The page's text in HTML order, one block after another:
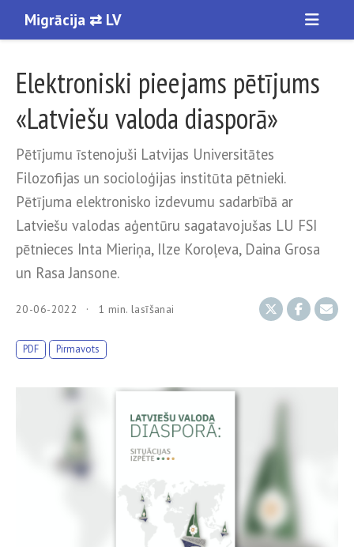
Migrācija ⇄ LV
Elektroniski pieejams pētījums
«Latviešu valoda diasporā»
Pētījumu īstenojuši Latvijas Universitātes
Filozofijas un socioloģijas institūta pētnieki.
Pētījuma elektronisko izdevumu sadarbībā ar
Latviešu valodas aģentūru sagatavojušas LU FSI
pētnieces Inta Mieriņa, Ilze Koroļeva, Daina Grosa
un Rasa Jansone.
20-06-2022 1 min. lasīšanai
PDF Pirmavots